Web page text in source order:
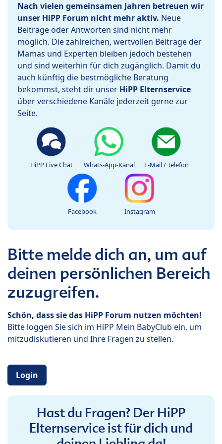
Nach vielen gemeinsamen Jahren betreuen wir
unser HiPP Forum nicht mehr aktiv. Neue
Beiträge oder Antworten sind nicht mehr
möglich. Die zahlreichen, wertvollen Beiträge der
Mamas und Experten bleiben jedoch bestehen
und sind weiterhin für dich zugänglich. Damit du
auch künftig die bestmögliche Beratung
bekommst, steht dir unser HiPP Elternservice
über verschiedene Kanäle jederzeit gerne zur
Seite.
HiPP Live Chat Whats-App-Kanal E-Mail / Telefon
Facebook Instagram
Bitte melde dich an, um auf
deinen persönlichen Bereich
zuzugreifen.
Schön, dass sie das HiPP Forum nutzen möchten!
Bitte loggen Sie sich im HiPP Mein BabyClub ein, um
mitzudiskutieren und Ihre Fragen zu stellen.
Login
Hast du Fragen? Der HiPP
Elternservice ist für dich und